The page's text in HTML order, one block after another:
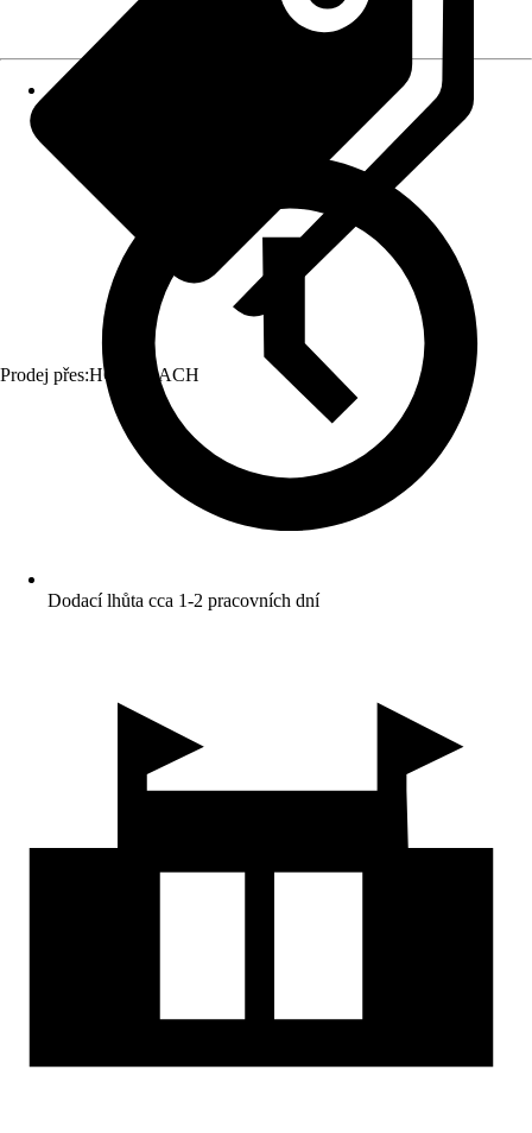
Prodej přes:HORNBACH
Dodací lhůta cca 1-2 pracovních dní